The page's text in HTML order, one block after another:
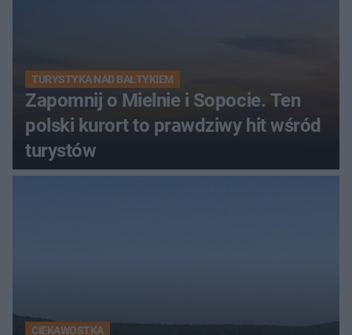
TURYSTYKA NAD BAŁTYKIEM
Zapomnij o Mielnie i Sopocie. Ten
polski kurort to prawdziwy hit wśród
turystów
CIEKAWOSTKA